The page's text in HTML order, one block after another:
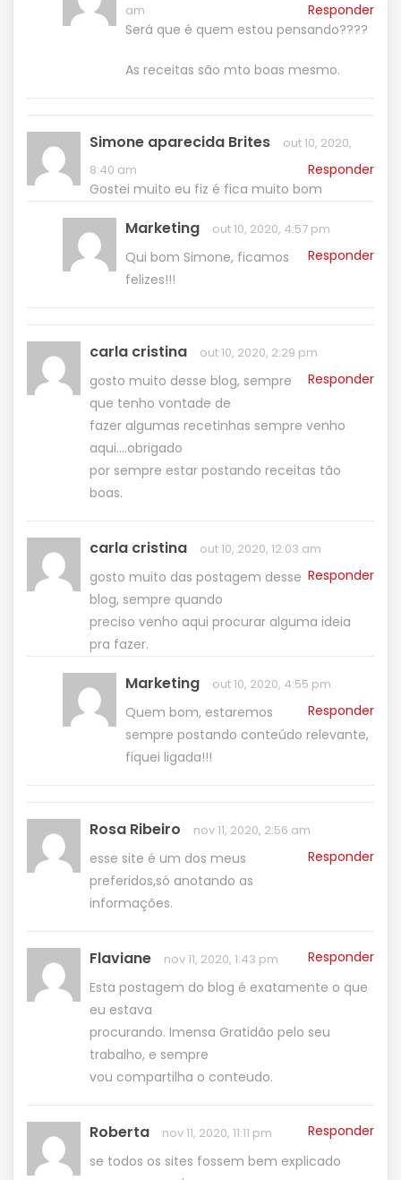
am
Responder
Será que é quem estou pensando????
As receitas são mto boas mesmo.
Simone aparecida Brites
out 10, 2020,
8:40 am
Responder
Gostei muito eu fiz é fica muito bom
Marketing out 10, 2020, 4:57 pm
Responder
Qui bom Simone, ficamos
felizes!!!
carla cristina out 10, 2020, 2:29 pm
Responder
gosto muito desse blog, sempre
que tenho vontade de
fazer algumas recetinhas sempre venho
aqui….obrigado
por sempre estar postando receitas tão
boas.
carla cristina out 10, 2020, 12:03 am
Responder
gosto muito das postagem desse
blog, sempre quando
preciso venho aqui procurar alguma ideia
pra fazer.
Marketing out 10, 2020, 4:55 pm
Responder
Quem bom, estaremos
sempre postando conteúdo relevante,
fiquei ligada!!!
Rosa Ribeiro nov 11, 2020, 2:56 am
Responder
esse site é um dos meus
preferidos,só anotando as
informações.
Flaviane nov 11, 2020, 1:43 pm
Responder
Esta postagem do blog é exatamente o que
eu estava
procurando. Imensa Gratidão pelo seu
trabalho, e sempre
vou compartilha o conteudo.
Roberta nov 11, 2020, 11:11 pm
Responder
se todos os sites fossem bem explicado